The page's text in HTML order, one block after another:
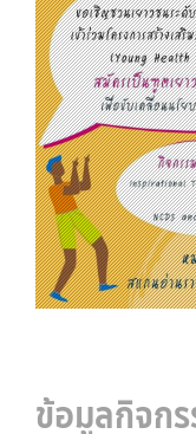
ข้อมูลกิจก